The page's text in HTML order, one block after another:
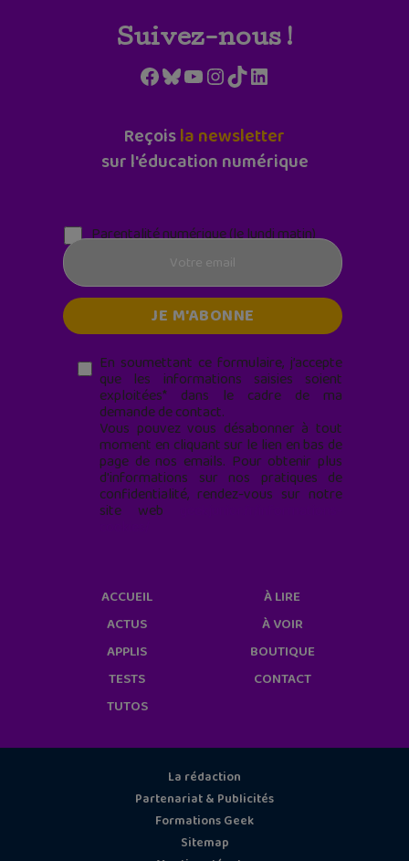
Suivez-nous !
Facebook
Bluesky
YouTube
Instagram
TikTokLinkedIn
Reçoisla newsletter
sur l'éducation numérique
Parentalité numérique (le lundi matin)
En soumettant ce formulaire, j’accepte
que les informations saisies soient
exploitées* dans le cadre de ma
demande de contact.
Vous pouvez vous désabonner à tout
moment en cliquant sur le lien en bas de
page de nos emails. Pour obtenir plus
d'informations sur nos pratiques de
confidentialité, rendez-vous sur notre
site web
ACCUEIL
ACTUS
APPLIS
TESTS
TUTOS
À LIRE
À VOIR
BOUTIQUE
CONTACT
La rédaction
Partenariat & Publicités
Formations Geek
Sitemap